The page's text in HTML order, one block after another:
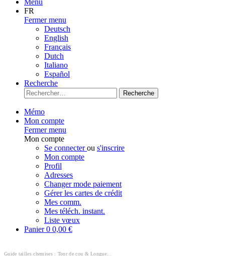
Menu
FR
Fermer menu
Deutsch
English
Français
Dutch
Italiano
Español
Recherche
Recherche
Mémo
Mon compte
Fermer menu
Mon compte
Se connecterou s'inscrire
Mon compte
Profil
Adresses
Changer mode paiement
Gérer les cartes de crédit
Mes comm.
Mes téléch. instant.
Liste vœux
Panier0 0,00 €